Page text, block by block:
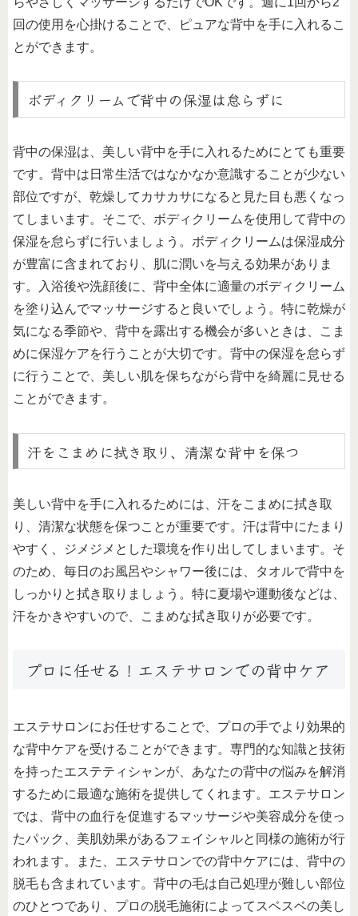
回の使用を心掛けることで、ピュアな背中を手に入れるこ
とができます。
ボディクリームで背中の保湿は怠らずに
背中の保湿は、美しい背中を手に入れるためにとても重要
です。背中は日常生活ではなかなか意識することが少ない
部位ですが、乾燥してカサカサになると見た目も悪くなっ
てしまいます。そこで、ボディクリームを使用して背中の
保湿を怠らずに行いましょう。ボディクリームは保湿成分
が豊富に含まれており、肌に潤いを与える効果がありま
す。入浴後や洗顔後に、背中全体に適量のボディクリーム
を塗り込んでマッサージすると良いでしょう。特に乾燥が
気になる季節や、背中を露出する機会が多いときは、こま
めに保湿ケアを行うことが大切です。背中の保湿を怠らず
に行うことで、美しい肌を保ちながら背中を綺麗に見せる
ことができます。
汗をこまめに拭き取り、清潔な背中を保つ
美しい背中を手に入れるためには、汗をこまめに拭き取
り、清潔な状態を保つことが重要です。汗は背中にたまり
やすく、ジメジメとした環境を作り出してしまいます。そ
のため、毎日のお風呂やシャワー後には、タオルで背中を
しっかりと拭き取りましょう。特に夏場や運動後などは、
汗をかきやすいので、こまめな拭き取りが必要です。
プロに任せる！エステサロンでの背中ケア
エステサロンにお任せすることで、プロの手でより効果的
な背中ケアを受けることができます。専門的な知識と技術
を持ったエステティシャンが、あなたの背中の悩みを解消
するために最適な施術を提供してくれます。エステサロン
では、背中の血行を促進するマッサージや美容成分を使っ
たパック、美肌効果があるフェイシャルと同様の施術が行
われます。また、エステサロンでの背中ケアには、背中の
脱毛も含まれています。背中の毛は自己処理が難しい部位
のひとつであり、プロの脱毛施術によってスベスベの美し